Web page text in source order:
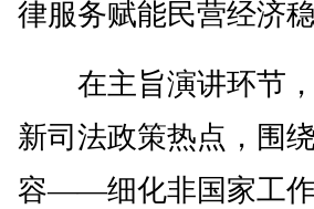
律服务赋能民营经济稳
在主旨演讲环节，
新司法政策热点，围
容——细化非国家工